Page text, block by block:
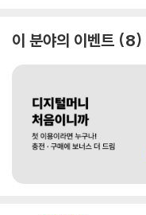
이 분야의 이벤트 8